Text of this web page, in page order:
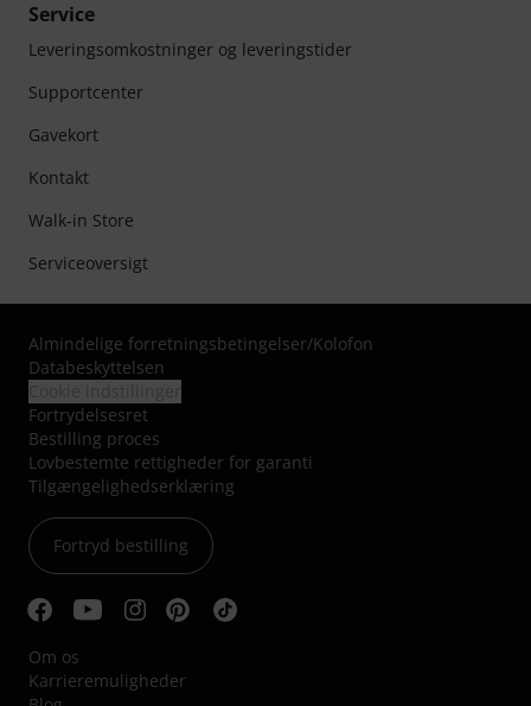
Service
Leveringsomkostninger og leveringstider
Supportcenter
Gavekort
Kontakt
Walk-in Store
Serviceoversigt
Almindelige forretningsbetingelser/Kolofon
Databeskyttelsen
Fortrydelsesret
Bestilling proces
Lovbestemte rettigheder for garanti
Tilgængelighedserklæring
Fortryd bestilling
Om os
Karrieremuligheder